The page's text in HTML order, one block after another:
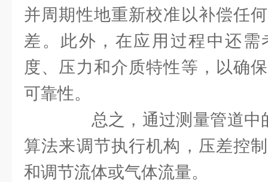
并周期性地重新校准以补偿任
差。此外，在应用过程中还
度、压力和介质特性等，以确
可靠性。
总之，通过测量管道中
算法来调节执行机构，压差控
和调节流体或气体流量。